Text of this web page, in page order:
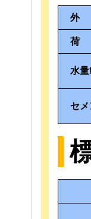
外
荷
水量
セ